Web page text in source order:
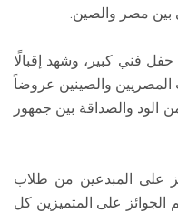
بين مصر والصين.
حفل فني كبير، وشهد إقبالًا
المصريين والصينين عروضاً
الود والصداقة بين جمهور
على المبدعين من طلاب
على المتميزين كل